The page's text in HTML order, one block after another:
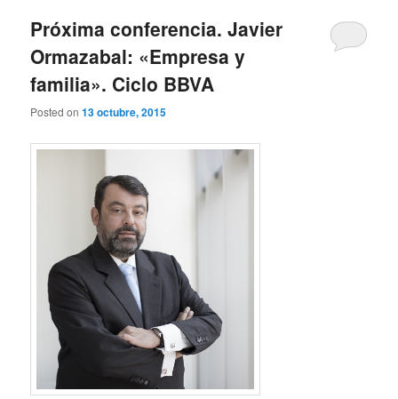
Próxima conferencia. Javier
Ormazabal: «Empresa y
familia». Ciclo BBVA
Posted on13 octubre, 2015